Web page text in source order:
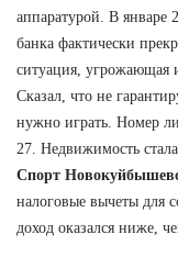
аппаратурой. В январе
банка фактически
ситуация, угрожающая
Сказал, что не
нужно играть. Номер
27. Недвижимость
Спорт
налоговые вычеты для
доход оказался ниже,